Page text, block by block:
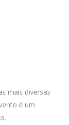
mais diversas
é um